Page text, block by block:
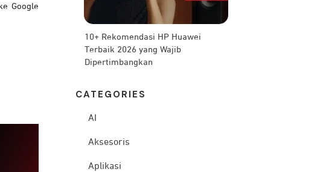
Google
10+ Rekomendasi HP Huawei
Terbaik 2026 yang Wajib
Dipertimbangkan
CATEG ORIES
AI
Aksesoris
Aplikasi